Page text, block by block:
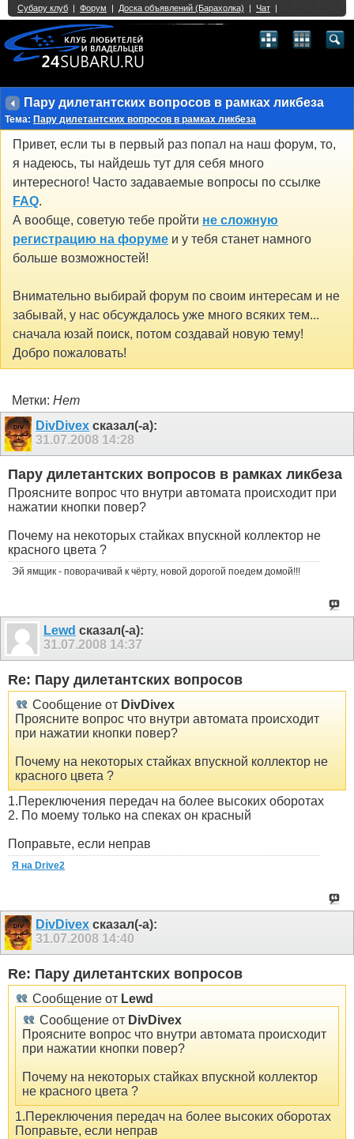
Пару дилетантских вопросов в рамках ликбеза
Тема: Пару дилетантских вопросов в рамках ликбеза
Привет, если ты в первый раз попал на наш форум, то,
я надеюсь, ты найдешь тут для себя много
интересного! Часто задаваемые вопросы по ссылке
FAQ.
А вообще, советую тебе пройти не сложную
регистрацию на форуме и у тебя станет намного
больше возможностей!
Внимательно выбирай форум по своим интересам и не
забывай, у нас обсуждалось уже много всяких тем...
сначала юзай поиск, потом создавай новую тему!
Добро пожаловать!
Метки: Нет
DivDivex сказал(-а):
31.07.2008 14:28
Пару дилетантских вопросов в рамках ликбеза
Проясните вопрос что внутри автомата происходит при
нажатии кнопки повер?
Почему на некоторых стайках впускной коллектор не
красного цвета ?
Эй ямщик - поворачивай к чёрту, новой дорогой поедем домой!!!
Lewd сказал(-а):
31.07.2008 14:37
Re: Пару дилетантских вопросов
Сообщение от DivDivex
Проясните вопрос что внутри автомата происходит
при нажатии кнопки повер?
Почему на некоторых стайках впускной коллектор не
красного цвета ?
1.Переключения передач на более высоких оборотах
2. По моему только на спеках он красный
Поправьте, если неправ
Я на Drive2
DivDivex сказал(-а):
31.07.2008 14:40
Re: Пару дилетантских вопросов
Сообщение от Lewd
Сообщение от DivDivex
Проясните вопрос что внутри автомата происходит
при нажатии кнопки повер?
Почему на некоторых стайках впускной коллектор
не красного цвета ?
1.Переключения передач на более высоких оборотах
Поправьте, если неправ
Single Sign On provided byvBSSO
2 3 4 5 6 7 8 9 10 11 12 13 21 22 23 24 25 26
27 28 29 30 31 32 33 40 41 42 43